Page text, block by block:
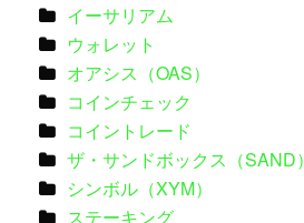
イーサリアム
ウォレット
オアシス（OAS）
コインチェック
コイントレード
ザ・サンドボックス（SAND）
シンボル（XYM）
ステーキング